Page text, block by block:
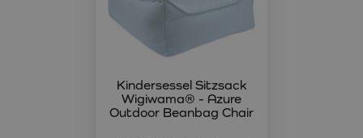
Kindersessel Sitzsack
Wigiwama® - Azure
Outdoor Beanbag Chair